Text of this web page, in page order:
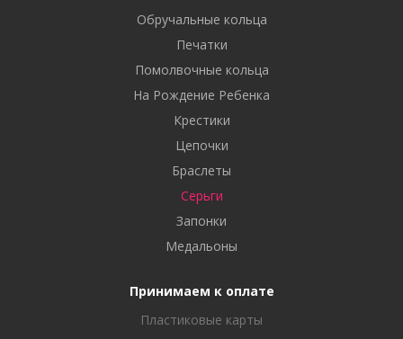
Обручальные кольца
Печатки
Помолвочные кольца
На Рождение Ребенка
Крестики
Цепочки
Браслеты
Серьги
Запонки
Медальоны
Принимаем к оплате
Пластиковые карты